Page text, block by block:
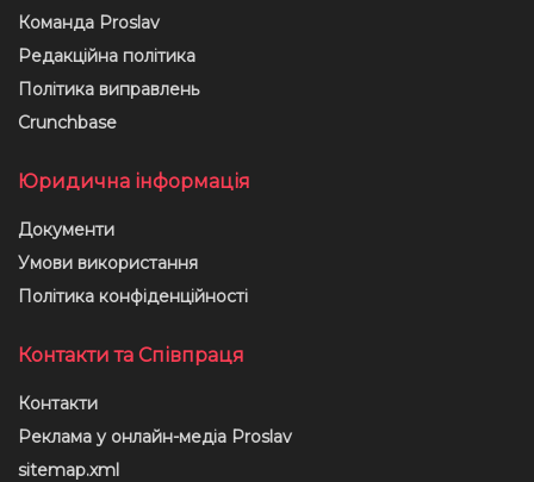
Команда Proslav
Редакційна політика
Політика виправлень
Crunchbase
Юридична інформація
Документи
Умови використання
Політика конфіденційності
Контакти та Співпраця
Контакти
Реклама у онлайн-медіа Proslav
sitemap.xml